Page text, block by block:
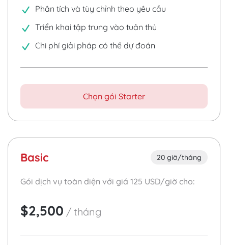
Phân tích và tùy chỉnh theo yêu cầu
Triển khai tập trung vào tuân thủ
Chi phí giải pháp có thể dự đoán
Chọn gói Starter
Basic 20 giờ/tháng
Gói dịch vụ toàn diện với giá 125 USD/giờ cho:
$2,500 / tháng